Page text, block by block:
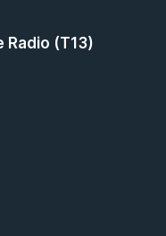
Radio (T13)